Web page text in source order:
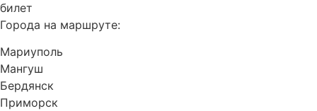
билет
Города на маршруте:
Мариуполь
Мангуш
Бердянск
Приморск